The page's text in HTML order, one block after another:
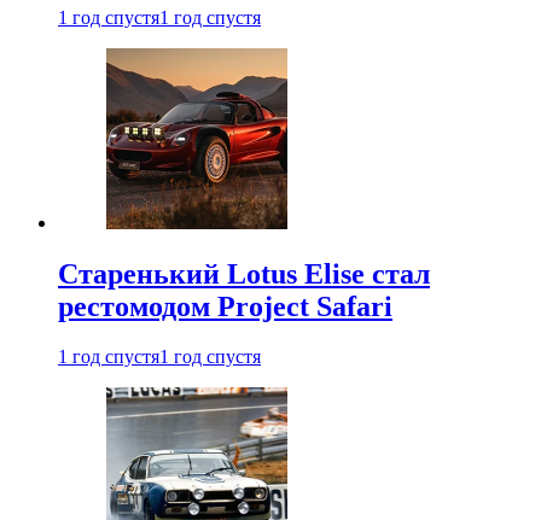
1 год спустя1 год спустя
Старенький Lotus Elise стал
рестомодом Project Safari
1 год спустя1 год спустя